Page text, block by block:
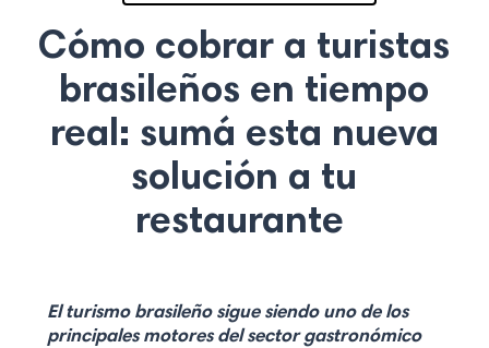
Cómo cobrar a turistas
brasileños en tiempo
real: sumá esta nueva
solución a tu
restaurante
El turismo brasileño sigue siendo uno de los
principales motores del sector gastronómico